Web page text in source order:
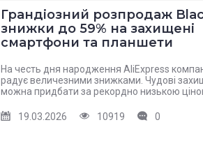
Грандіозний розпродаж
знижки до 59% на захищені
смартфони та планшети
На честь дня народження AliExpress
радує величезними знижками. Чудові
можна придбати за рекордно низькою
19.03.2026 10919 0